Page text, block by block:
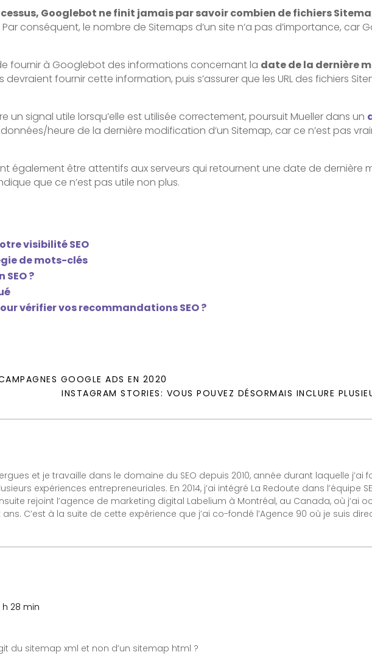
Googlebot ne finit jamais par savoir combien de fichiers
Par conséquent, le nombre de Sitemaps d’un site n’a pas d’importance, car
fournir à Googlebot des informations concernant la date de la dernière
fournir cette information, puis s’assurer que les URL des fichiers
signal utile lorsqu’elle est utilisée correctement, poursuit Mueller dans un
données/heure de la dernière modification d’un Sitemap, car ce n’est pas
également être attentifs aux serveurs qui retournent une date de dernière
que ce n’est pas utile non plus.
visibilité SEO
de mots-clés
?
vérifier vos recommandations SEO ?
GOOGLE ADS EN 2020
INSTAGRAM STORIES: VOUS POUVEZ DÉSORMAIS INCLURE
et je travaille dans le domaine du SEO depuis 2010, année durant laquelle j’ai
expériences entrepreneuriales. En 2014, j’ai intégré La Redoute dans l’équipe
rejoint l’agence de marketing digital Labelium à Montréal, au Canada, où j’ai
C’est à la suite de cette expérience que j’ai co-fondé l’Agence 90 où je suis
h 28 min
du sitemap xml et non d’un sitemap html ?